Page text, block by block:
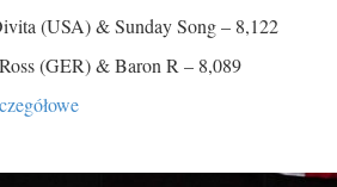
(USA) & Sunday Song – 8,122
(GER) & Baron R – 8,089